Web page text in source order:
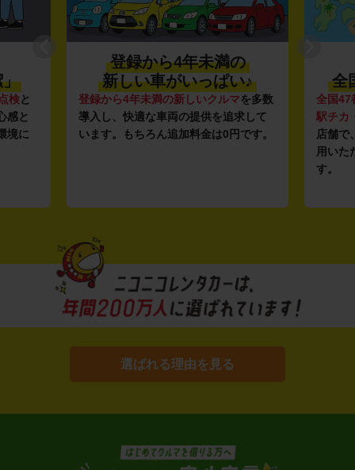
」
検と
感と
境に
登録から4年未満の
新しい車がいっぱい♪
登録から4年未満の新しいクルマを多数
導入し、快適な車両の提供を追求して
います。もちろん追加料金は0円です。
全
全国47
駅チカ
店舗で
用いた
す。
選ばれる理由を見る